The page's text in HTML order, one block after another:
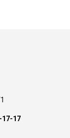
17-17